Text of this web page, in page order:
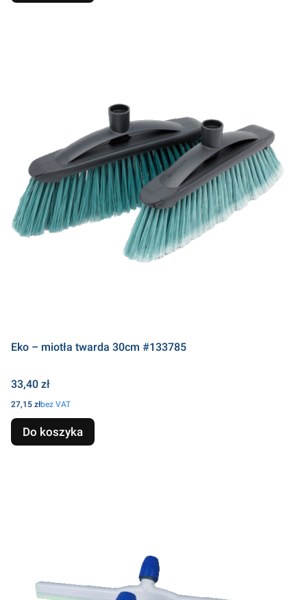
Eko – miotła twarda 30cm #133785
Cena
33,40 zł
Cena
27,15 złbez VAT
Do koszyka